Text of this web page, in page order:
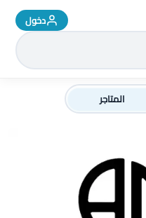
دخول
المتاجر